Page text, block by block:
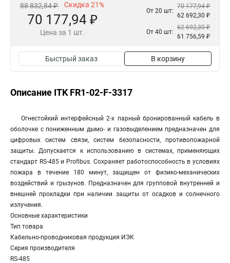
88 832,84 ₽ Скидка 21%
70 177,94 ₽
Цена за 1 шт.
От 20 шт:
70 177,94 ₽
62 692,30 ₽
От 40 шт:
62 692,30 ₽
61 756,59 ₽
Быстрый заказ В корзину
Описание ITK FR1-02-F-3317
Огнестойкий интерфейсный 2-х парный бронированный кабель в
оболочке с пониженным дымо- и газовыделением предназначен для
цифровых систем связи, систем безопасности, противопожарной
защиты. Допускается к использованию в системах, применяющих
стандарт RS-485 и Profibus. Сохраняет работоспособность в условиях
пожара в течение 180 минут, защищен от физико-механических
воздействий и грызунов. Предназначен для групповой внутренней и
внешней прокладки при наличии защиты от осадков и солнечного
излучения.
Основные характеристики
Тип товара
Кабельно-проводниковая продукция ИЭК
Серия производителя
RS-485